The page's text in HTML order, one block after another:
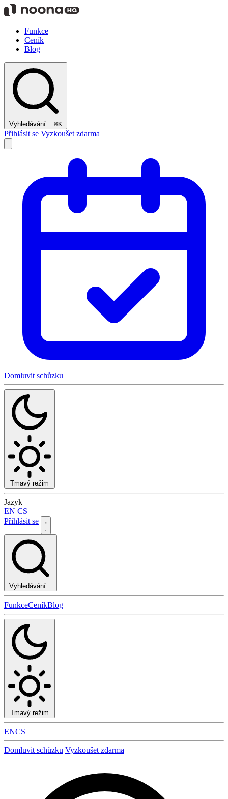
Funkce
Ceník
Blog
Vyhledávání... ⌘K
Přihlásit se Vyzkoušet zdarma
Domluvit schůzku
Tmavý režim
Jazyk
EN CS
Přihlásit se
Vyhledávání...
FunkceCeníkBlog
Tmavý režim
ENCS
Domluvit schůzku Vyzkoušet zdarma